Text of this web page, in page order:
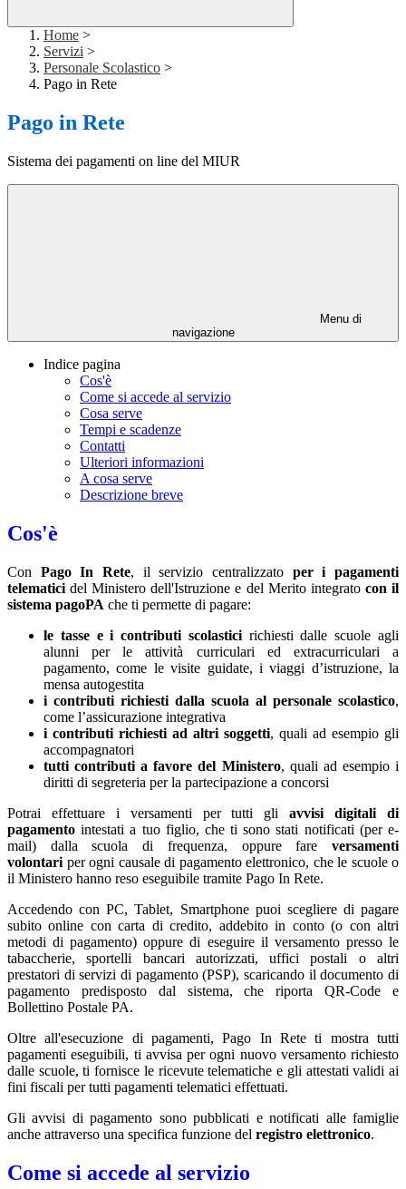
Home >
Servizi >
Personale Scolastico >
Pago in Rete
Pago in Rete
Sistema dei pagamenti on line del MIUR
Menu di
navigazione
Indice pagina
Cos'è
Come si accede al servizio
Cosa serve
Tempi e scadenze
Contatti
Ulteriori informazioni
A cosa serve
Descrizione breve
Cos'è
Con Pago In Rete, il servizio centralizzato per i pagamenti
telematici del Ministero dell'Istruzione e del Merito integrato con il
sistema pagoPA che ti permette di pagare:
le tasse e i contributi scolastici richiesti dalle scuole agli
alunni per le attività curriculari ed extracurriculari a
pagamento, come le visite guidate, i viaggi d’istruzione, la
mensa autogestita
i contributi richiesti dalla scuola al personale scolastico,
come l’assicurazione integrativa
i contributi richiesti ad altri soggetti, quali ad esempio gli
accompagnatori
tutti contributi a favore del Ministero, quali ad esempio i
diritti di segreteria per la partecipazione a concorsi
Potrai effettuare i versamenti per tutti gli
avvisi digitali di
pagamento intestati a tuo figlio, che ti sono stati notificati (per e-
mail) dalla scuola di frequenza, oppure fare
versamenti
volontari per ogni causale di pagamento elettronico, che le scuole o
il Ministero hanno reso eseguibile tramite Pago In Rete.
Accedendo con PC, Tablet, Smartphone puoi scegliere di pagare
subito online con carta di credito, addebito in conto (o con altri
metodi di pagamento) oppure di eseguire il versamento presso le
tabaccherie, sportelli bancari autorizzati, uffici postali o altri
prestatori di servizi di pagamento (PSP), scaricando il documento di
pagamento predisposto dal sistema, che riporta QR-Code e
Bollettino Postale PA.
Oltre all'esecuzione di pagamenti, Pago In Rete ti mostra tutti
pagamenti eseguibili, ti avvisa per ogni nuovo versamento richiesto
dalle scuole, ti fornisce le ricevute telematiche e gli attestati validi ai
fini fiscali per tutti pagamenti telematici effettuati.
Gli avvisi di pagamento sono pubblicati e notificati alle famiglie
anche attraverso una specifica funzione del registro elettronico.
Come si accede al servizio